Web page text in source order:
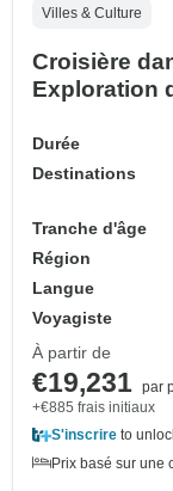
Villes & Culture
Croisière
Exploration
Durée
Destinations
Tranche d'âge
Région
Langue
Voyagiste
À partir de
€19,231 par
+€885 frais initiaux
S'inscrire to
Prix basé sur une